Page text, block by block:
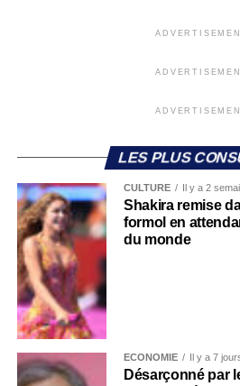
LES PLUS
CULTURE Il y a 2
Shakira remise
formol en
du monde
ECONOMIE Il y a 7
Désarçonné par